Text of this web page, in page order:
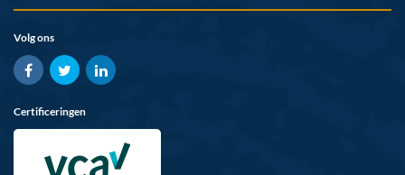
Volg ons
Certificeringen